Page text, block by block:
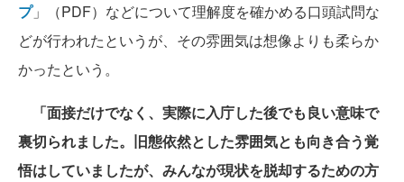
プ」（PDF）などについて理解度を確かめる口頭試問な
どが行われたというが、その雰囲気は想像よりも柔らか
かったという。
「面接だけでなく、実際に入庁した後でも良い意味で
裏切られました。旧態依然とした雰囲気とも向き合う覚
悟はしていましたが、みんなが現状を脱却するための方